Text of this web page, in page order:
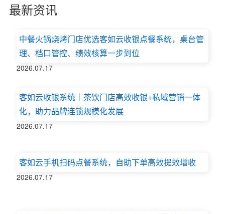
最新资讯
中餐火锅烧烤门店优选客如云收银点餐系统，桌台管
理、档口管控、绩效核算一步到位
2026.07.17
客如云收银系统｜茶饮门店高效收银+私域营销一体
化，助力品牌连锁规模化发展
2026.07.17
客如云手机扫码点餐系统，自助下单高效提效增收
2026.07.17